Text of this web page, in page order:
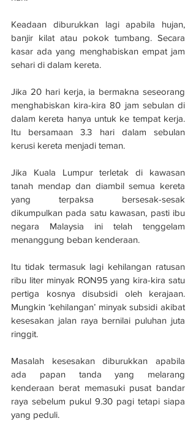
Keadaan diburukkan lagi apabila hujan,
banjir kilat atau pokok tumbang. Secara
kasar ada yang menghabiskan empat jam
sehari di dalam kereta.
Jika 20 hari kerja, ia bermakna seseorang
menghabiskan kira-kira 80 jam sebulan di
dalam kereta hanya untuk ke tempat kerja.
Itu bersamaan 3.3 hari dalam sebulan
kerusi kereta menjadi teman.
Jika Kuala Lumpur terletak di kawasan
tanah mendap dan diambil semua kereta
yang terpaksa bersesak-sesak
dikumpulkan pada satu kawasan, pasti ibu
negara Malaysia ini telah tenggelam
menanggung beban kenderaan.
Itu tidak termasuk lagi kehilangan ratusan
ribu liter minyak RON95 yang kira-kira satu
pertiga kosnya disubsidi oleh kerajaan.
Mungkin ‘kehilangan’ minyak subsidi akibat
kesesakan jalan raya bernilai puluhan juta
ringgit.
Masalah kesesakan diburukkan apabila
ada papan tanda yang melarang
kenderaan berat memasuki pusat bandar
raya sebelum pukul 9.30 pagi tetapi siapa
yang peduli.